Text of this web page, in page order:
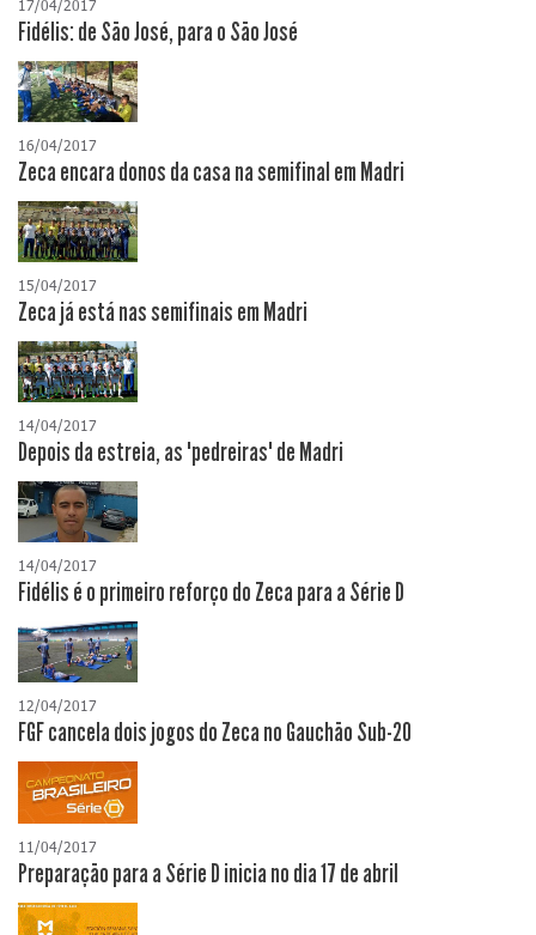
17/04/2017
Fidélis: de São José, para o São José
16/04/2017
Zeca encara donos da casa na semifinal em Madri
15/04/2017
Zeca já está nas semifinais em Madri
14/04/2017
Depois da estreia, as "pedreiras" de Madri
14/04/2017
Fidélis é o primeiro reforço do Zeca para a Série D
12/04/2017
FGF cancela dois jogos do Zeca no Gauchão Sub-20
11/04/2017
Preparação para a Série D inicia no dia 17 de abril